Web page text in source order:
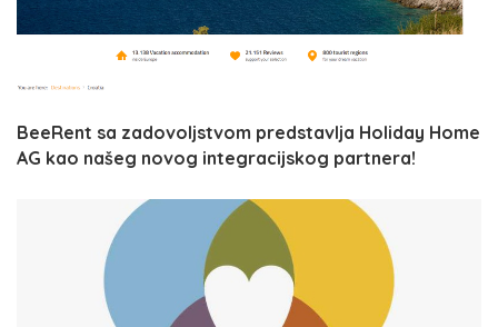
BeeRent sa zadovoljstvom predstavlja Holiday Home
AG kao našeg novog integracijskog partnera!